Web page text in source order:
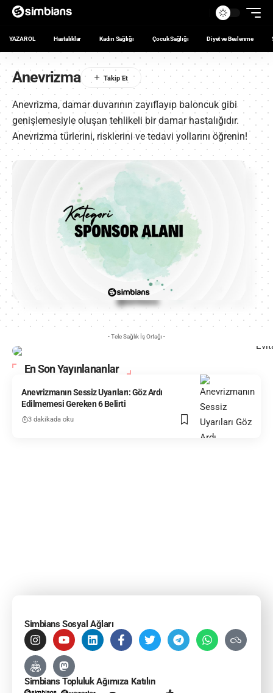
YAZAR OL Hastalıklar Kadın Sağlığı Çocuk Sağlığı Diyet ve Beslenme
Anevrizma
Anevrizma, damar duvarının zayıflayıp baloncuk gibi
genişlemesiyle oluşan tehlikeli bir damar hastalığıdır.
Anevrizma türlerini, risklerini ve tedavi yollarını öğrenin!
- Tele Sağlık İş Ortağı -
En Son Yayınlananlar
Anevrizmanın Sessiz Uyarıları: Göz Ardı
Edilmemesi Gereken 6 Belirti
3 dakikada oku
Simbians Sosyal Ağları
Simbians Topluluk Ağımıza Katılın